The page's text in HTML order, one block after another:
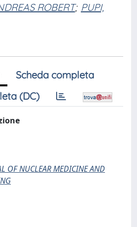
ROBERT; PUPI,
Scheda completa
(DC)
OF NUCLEAR MEDICINE AND